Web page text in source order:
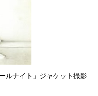
ルナイト」ジャケット撮影